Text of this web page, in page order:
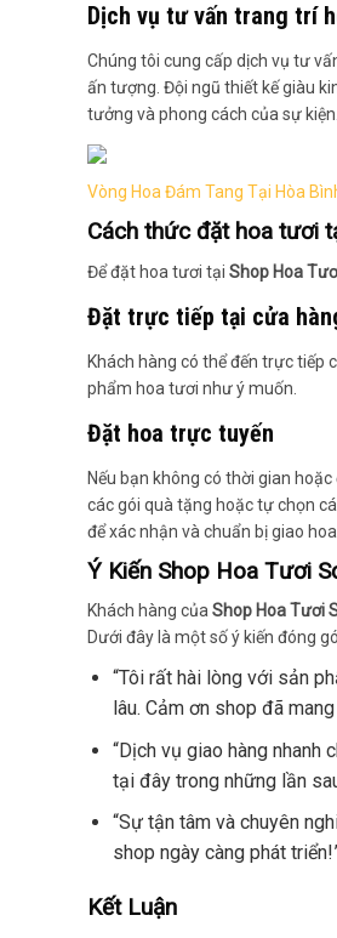
Dịch vụ tư vấn trang trí
Chúng tôi cung cấp dịch vụ tư
ấn tượng. Đội ngũ thiết kế giàu
tưởng và phong cách của sự kiện.
Vòng Hoa Đám Tang Tại Hòa
Cách thức đặt hoa tươi
Để đặt hoa tươi tại Shop Hoa
Đặt trực tiếp tại cửa
Khách hàng có thể đến trực tiếp
phẩm hoa tươi như ý muốn.
Đặt hoa trực tuyến
Nếu bạn không có thời gian
các gói quà tặng hoặc tự chọn
để xác nhận và chuẩn bị giao
Ý Kiến Shop Hoa Tươi
Khách hàng của Shop Hoa Tươi
Dưới đây là một số ý kiến đóng
“Tôi rất hài lòng với sản
lâu. Cảm ơn shop đã
“Dịch vụ giao hàng
tại đây trong những lần
“Sự tận tâm và chuyên
shop ngày càng phát
Kết Luận